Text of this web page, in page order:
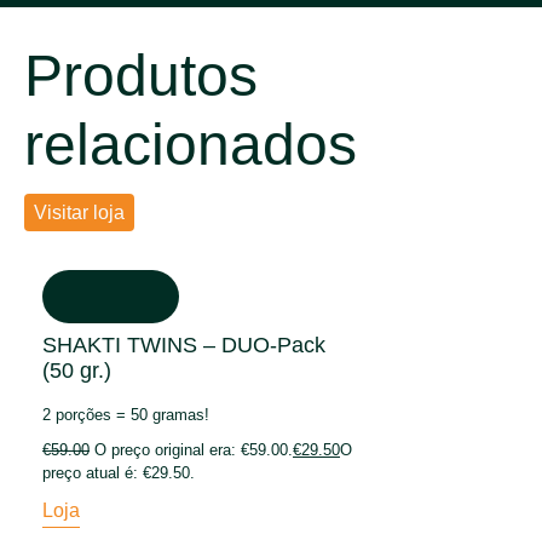
Produtos
relacionados
Visitar loja
SHAKTI TWINS – DUO-Pack
(50 gr.)
2 porções = 50 gramas!
€59.00 O preço original era: €59.00. €29.50O
preço atual é: €29.50.
Loja